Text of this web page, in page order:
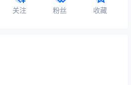
关注 粉丝 收藏